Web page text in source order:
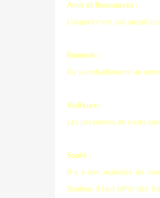
Amis et Ressources :
L'aspect n'est pas
Ennemis :
Il y a probablement un
Visiteurs :
Les personnes en route
Santé :
Il y a des maladies de
douleur, il faut offrir des